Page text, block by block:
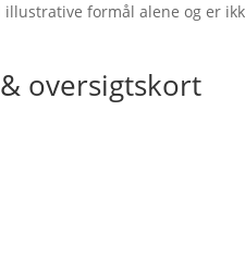
formål alene og er
oversigtskort